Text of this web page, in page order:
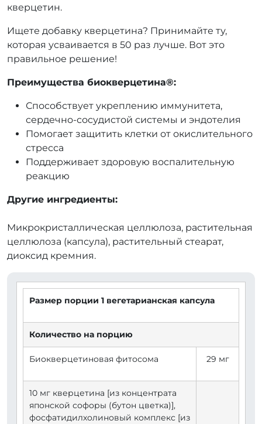
кверцетин.
Ищете добавку кверцетина? Принимайте ту,
которая усваивается в 50 раз лучше. Вот это
правильное решение!
Преимущества биокверцетина®:
Способствует укреплению иммунитета,
сердечно-сосудистой системы и эндотелия
Помогает защитить клетки от окислительного
стресса
Поддерживает здоровую воспалительную
реакцию
Другие ингредиенты:
Микрокристаллическая целлюлоза, растительная
целлюлоза (капсула), растительный стеарат,
диоксид кремния.
Размер порции 1 вегетарианская капсула
Количество на порцию
Биокверцетиновая фитосома 29 мг
10 мг кверцетина [из концентрата
японской софоры (бутон цветка)],
фосфатидилхолиновый комплекс [из